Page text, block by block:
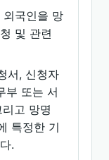
외국인을 망
및 관련
서, 신청자
부 또는 서
고 망명
특정한 기
.